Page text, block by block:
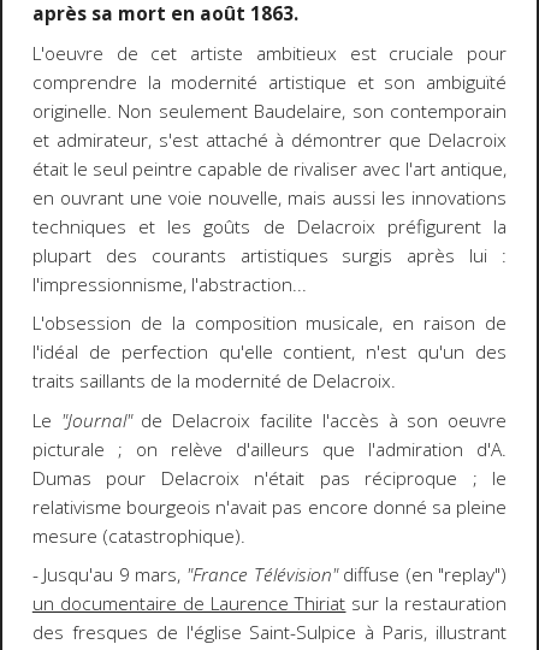
après sa mort en août 1863.
L'oeuvre de cet artiste ambitieux est cruciale pour
comprendre la modernité artistique et son ambiguïté
originelle. Non seulement Baudelaire, son contemporain
et admirateur, s'est attaché à démontrer que Delacroix
était le seul peintre capable de rivaliser avec l'art antique,
en ouvrant une voie nouvelle, mais aussi les innovations
techniques et les goûts de Delacroix préfigurent la
plupart des courants artistiques surgis après lui :
l'impressionnisme, l'abstraction...
L'obsession de la composition musicale, en raison de
l'idéal de perfection qu'elle contient, n'est qu'un des
traits saillants de la modernité de Delacroix.
Le "Journal"de Delacroix facilite l'accès à son oeuvre
picturale ; on relève d'ailleurs que l'admiration d'A.
Dumas pour Delacroix n'était pas réciproque ; le
relativisme bourgeois n'avait pas encore donné sa pleine
mesure (catastrophique).
- Jusqu'au 9 mars, "France Télévision"diffuse (en "replay")
un documentaire de Laurence Thiriat sur la restauration
des fresques de l'église Saint-Sulpice à Paris, illustrant